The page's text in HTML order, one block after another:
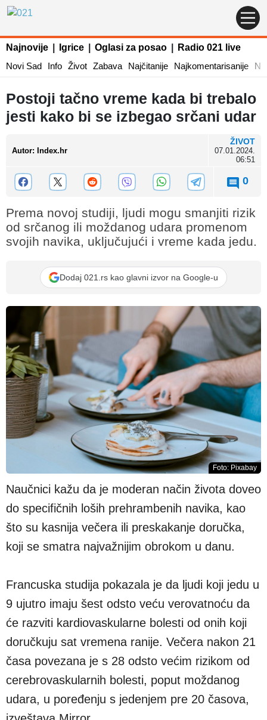
Najnovije Igrice Oglasi za posao
Radio 021 live
Novi Sad
Info Život Zabava Najčitanije Najkomentarisanije
Postoji tačno vreme kada bi trebalo
jesti kako bi se izbegao srčani udar
Autor: Index.hr
ŽIVOT
07.01.2024.
06:51
0
Prema novoj studiji, ljudi mogu smanjiti rizik
od srčanog ili moždanog udara promenom
svojih navika, uključujući i vreme kada jedu.
Dodaj 021.rs kao glavni izvor na Google-u
Foto: Pixabay
Naučnici kažu da je moderan način života doveo
do specifičnih loših prehrambenih navika, kao
što su kasnija večera ili preskakanje doručka,
koji se smatra najvažnijim obrokom u danu.
Francuska studija pokazala je da ljudi koji jedu u
9 ujutro imaju šest odsto veću verovatnoću da
će razviti kardiovaskularne bolesti od onih koji
doručkuju sat vremena ranije. Večera nakon 21
časa povezana je s 28 odsto većim rizikom od
cerebrovaskularnih bolesti, poput moždanog
udara, u poređenju s jedenjem pre 20 časova,